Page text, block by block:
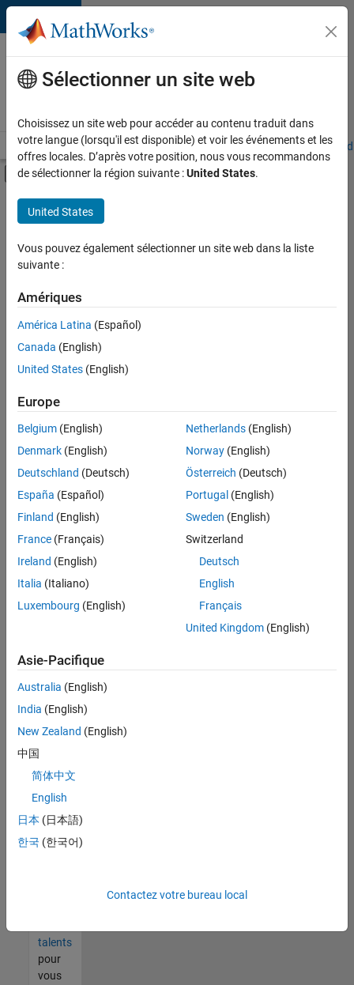
Passer au contenu
Votre
carrière
chez
Accueil Explorer nos opportunités Adresses de nos bureaux
Activer/désactiver l'affichage du menu
Contenu principal
FILTRER PAR
Équipe Business Model
Juridique
Actuellement,
aucune
offre
d'emploi
correspondant
à vos
critères
de
recherche.
Vous
pouvez
élargir
votre
recherche
ou
afficher
l’ensemble
d'emploi.
malgré
tout
vous
trouvez
pas
d'offre
corresponde
à vos
talents
pour
vous
Sélectionner un site web
Choisissez un site web pour accéder au contenu traduit dans
votre langue (lorsqu'il est disponible) et voir les événements et les
offres locales. D’après votre position, nous vous recommandons
de sélectionner la région suivante :United States.
United States
Vous pouvez également sélectionner un site web dans la liste
suivante :
Amériques
América Latina (Español)
Canada (English)
United States (English)
Europe
Belgium (English)
Denmark (English)
Deutschland (Deutsch)
España (Español)
Finland (English)
France (Français)
Ireland (English)
Italia (Italiano)
Luxembourg (English)
Netherlands(English)
Norway(English)
Österreich (Deutsch)
Portugal (English)
Sweden (English)
Switzerland
Deutsch
English
Français
United Kingdom(English)
Asie-Pacifique
Australia (English)
India (English)
New Zealand (English)
中国
简体中文
English
日本 (日本語)
한국 (한국어)
Contactez votre bureau local